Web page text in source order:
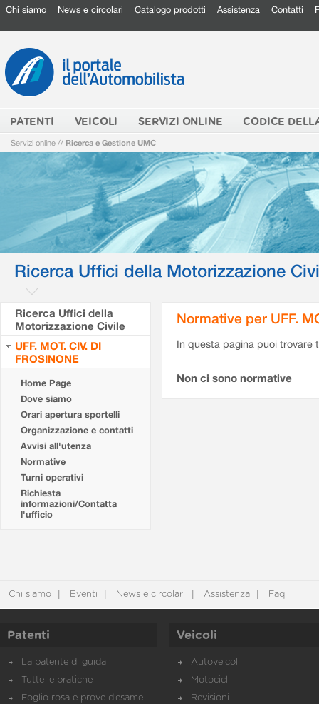
Chi siamo News e circolari Catalogo prodotti Assistenza Contatti
PATENTI VEICOLI SERVIZI ONLINE CODICE
Servizi online // Ricerca e Gestione UMC
Ricerca Uffici della Motorizzazione
Ricerca Uffici della
Motorizzazione Civile
UFF. MOT. CIV. DI
FROSINONE
Home Page
Dove siamo
Orari apertura sportelli
Organizzazione e contatti
Avvisi all'utenza
Normative
Turni operativi
Richiesta
informazioni/Contatta
l'ufficio
Normative per UFF.
In questa pagina puoi
Non ci sono normative
Chi siamo Eventi News e circolari Assistenza Faq
Patenti
La patente di guida
Tutte le pratiche
Foglio rosa e prove d’esame
Veicoli
Autoveicoli
Motocicli
Revisioni